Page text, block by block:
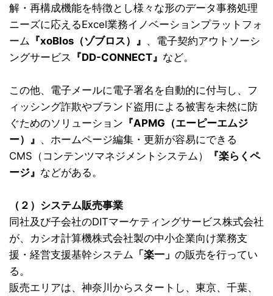
解・再構成機能を特徴とし様々な形のデータ事務処理
ニーズに応えるExcel業務イノベーションプラットフォ
ーム 『xoBlos（ゾブロス）』 、電子契約アウトソーシ
ングサービス
『DD-CONNECT』 など。
この他、電子メールに電子署名を自動的に付与し、フ
ィッシング詐欺やブランド盗用による被害を未然に防
ぐためのソリューション 『APMG（エーピーエムジ
ー）』 、ホームページ編集・更新が容易にできる
CMS（コンテンツマネジメントシステム）
『楽らくペ
ージ』 などがある。
（２）システム販売事業
同社及び子会社のDITマーケティングサービス株式会社
が、カシオ計算機株式会社製の中小企業向け業務支
援・経営支援基幹システム 「楽一」 の販売を行ってい
る。
販売エリアは、神奈川からスタートし、東京、千葉、